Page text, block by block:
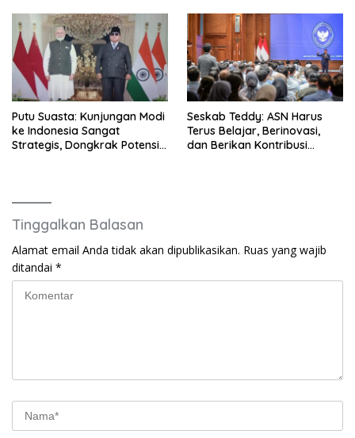
Putu Suasta: Kunjungan Modi
ke Indonesia Sangat
Strategis, Dongkrak Potensi
Seskab Teddy: ASN Harus
Terus Belajar, Berinovasi,
dan Berikan Kontribusi
Tinggalkan Balasan
Alamat email Anda tidak akan dipublikasikan. Ruas yang wajib
ditandai *